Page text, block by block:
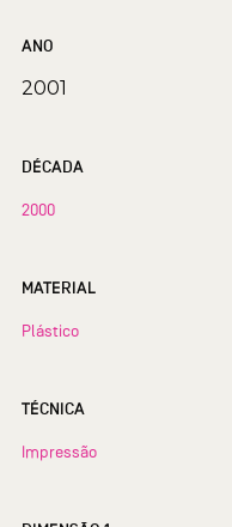
ANO
2001
DÉCADA
2000
MATERIAL
Plástico
TÉCNICA
Impressão